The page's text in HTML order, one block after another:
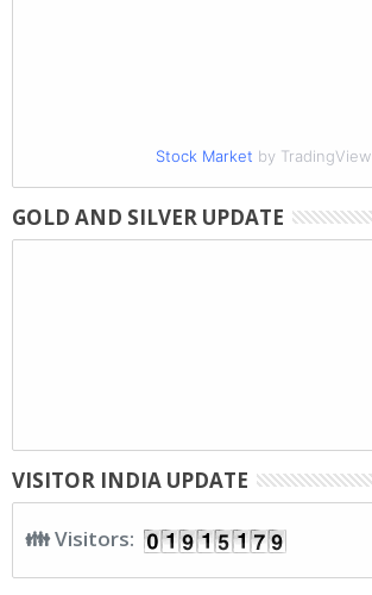
Stock Market by TradingView
GOLD AND SILVER UPDATE
VISITOR INDIA UPDATE
👪 Visitors: